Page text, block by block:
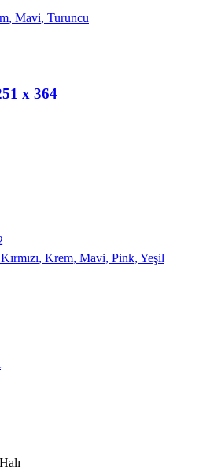
, Mavi, Turuncu
x 364
Kırmızı, Krem, Mavi, Pink, Yeşil